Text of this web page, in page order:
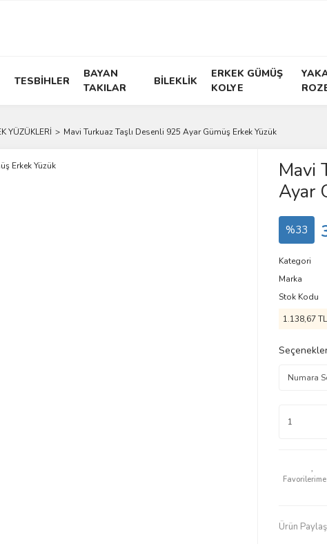
TESBİHLER
BAYAN
TAKILAR
BİLEKLİK
ERKEK GÜMÜŞ
KOLYE
YÜZÜKLERİ Mavi Turkuaz Taşlı Desenli 925 Ayar Gümüş Erkek Yüzük
Mavi
Ayar
%33
Kategori
Marka
Stok Kodu
1.138,67
Ürün